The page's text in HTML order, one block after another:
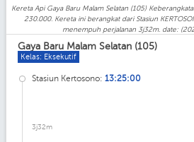
Kereta Api Gaya Baru Malam Selatan (105)
230.000. Kereta ini berangkat dari Stasiun
menempuh perjalanan 3j32m. date:
Gaya Baru Malam Selatan (105)
Kelas: Eksekutif
Stasiun Kertosono: 13:25:00
3j32m